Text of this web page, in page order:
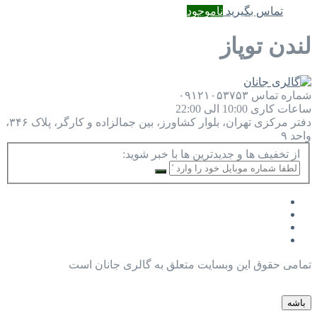
تماس بگیرید ناموجود
لندن توپاز
شماره تماس ۰۹۱۲۱۰۵۳۷۵۳
ساعات کاری 10:00 الی 22:00
دفتر مرکزی
تهران، بلوار کشاورز، بین جمالزاده و کارگر، پلاک ۳۴۶،
واحد ۹
از تخفیف ها و جدیدترین ها با خبر شوید:
تمامی حقوق این وبسایت متعلق به گالری جانان است
باشه